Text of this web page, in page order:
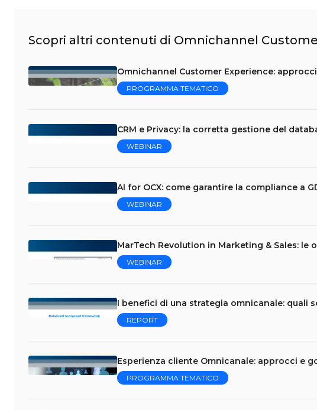
Scopri altri contenuti di Omnichannel
Omnichannel Customer Experience:
PROGRAMMA TEMATICO
CRM e Privacy: la corretta gestione del
WEBINAR
AI for OCX: come garantire la compliance a
WEBINAR
MarTech Revolution in Marketing & Sales: le
WEBINAR
I benefici di una strategia omnicanale: quali
REPORT
Esperienza cliente Omnicanale: approcci e
PROGRAMMA TEMATICO